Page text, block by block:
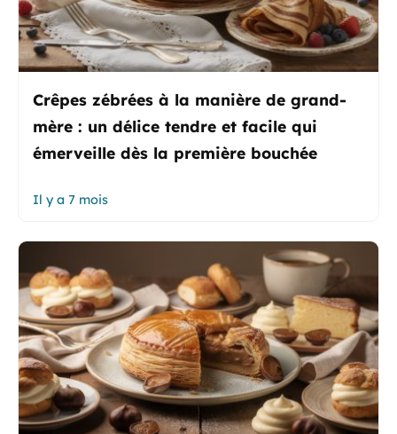
Crêpes zébrées à la manière de grand-
mère : un délice tendre et facile qui
émerveille dès la première bouchée
Il y a 7 mois